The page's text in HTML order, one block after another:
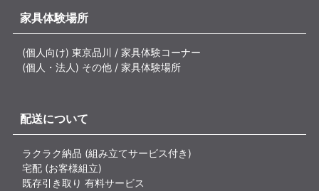
家具体験場所
(個人向け) 東京品川 / 家具体験コーナー
(個人・法人) その他 / 家具体験場所
配送について
ラクラク納品 (組み立てサービス付き)
宅配 (お客様組立)
既存引き取り 有料サービス